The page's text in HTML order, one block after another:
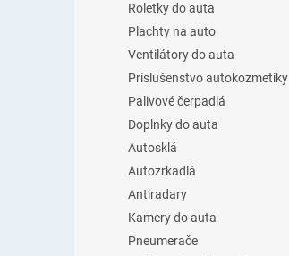
Roletky do auta
Plachty na auto
Ventilátory do auta
Príslušenstvo autokozmetiky
Palivové čerpadlá
Doplnky do auta
Autosklá
Autozrkadlá
Antiradary
Kamery do auta
Pneumerače